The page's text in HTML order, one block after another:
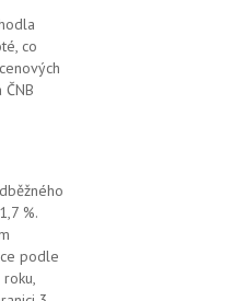
co
%.
podle